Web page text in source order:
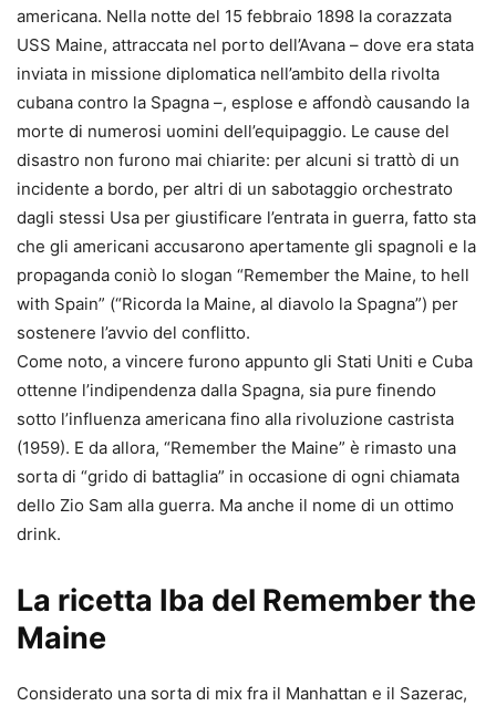
americana. Nella notte del 15 febbraio 1898 la corazzata
USS Maine, attraccata nel porto dell’Avana – dove era stata
inviata in missione diplomatica nell’ambito della rivolta
cubana contro la Spagna –, esplose e affondò causando la
morte di numerosi uomini dell’equipaggio. Le cause del
disastro non furono mai chiarite: per alcuni si trattò di un
incidente a bordo, per altri di un sabotaggio orchestrato
dagli stessi Usa per giustificare l’entrata in guerra, fatto sta
che gli americani accusarono apertamente gli spagnoli e la
propaganda coniò lo slogan “Remember the Maine, to hell
with Spain” (“Ricorda la Maine, al diavolo la Spagna”) per
sostenere l’avvio del conflitto.
Come noto, a vincere furono appunto gli Stati Uniti e Cuba
ottenne l’indipendenza dalla Spagna, sia pure finendo
sotto l’influenza americana fino alla rivoluzione castrista
(1959). E da allora, “Remember the Maine” è rimasto una
sorta di “grido di battaglia” in occasione di ogni chiamata
dello Zio Sam alla guerra. Ma anche il nome di un ottimo
drink.
La ricetta Iba del Remember the
Maine
Considerato una sorta di mix fra il Manhattan e il Sazerac,